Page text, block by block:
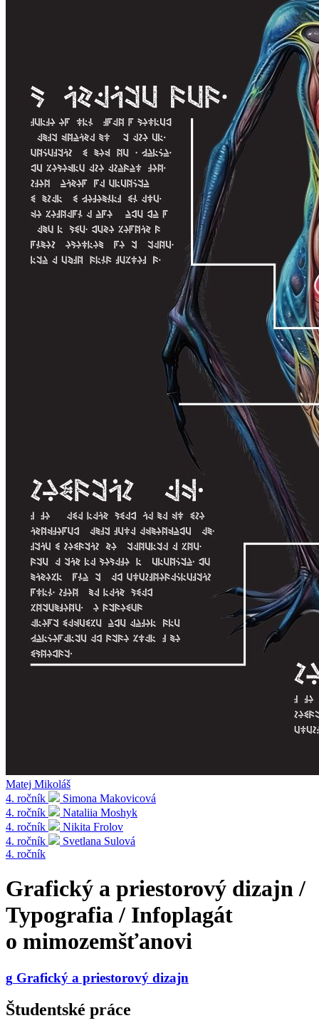
Matej Mikoláš
4. ročník
Simona Makovicová
4. ročník
Nataliia Moshyk
4. ročník
Nikita Frolov
4. ročník
Svetlana Sulová
4. ročník
Grafický a priestorový dizajn /
Typografia / Infoplagát
o mimozemšťanovi
g Grafický a priestorový dizajn
Študentské práce